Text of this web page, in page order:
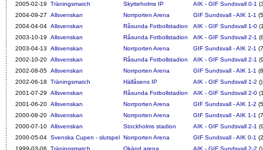
2005-02-19
Träningsmatch Skytteholms IP AIK - GIF Sundsvall 0-1
2004-09-27
Allsvenskan Norrporten Arena GIF Sundsvall - AIK 1-1
2004-04-04 Allsvenskan Råsunda Fotbollstadion AIK - GIF Sundsvall 1-0
2003-10-19
Allsvenskan Råsunda Fotbollstadion AIK - GIF Sundsvall 2-1
2003-04-13
Allsvenskan Norrporten Arena GIF Sundsvall - AIK 2-1
2002-10-20 Allsvenskan Råsunda Fotbollstadion AIK - GIF Sundsvall 2-1
2002-08-05 Allsvenskan Norrporten Arena GIF Sundsvall - AIK 1-1
2002-06-18
Träningsmatch Hällåsens IP AIK - GIF Sundsvall 1-2 ()
2001-07-29
Allsvenskan Råsunda Fotbollstadion AIK - GIF Sundsvall 2-0
2001-06-20 Allsvenskan Norrporten Arena GIF Sundsvall - AIK 1-2
2000-08-20 Allsvenskan Norrporten Arena GIF Sundsvall - AIK 1-1
2000-07-10 Allsvenskan Stockholms stadion AIK - GIF Sundsvall 2-1
2000-05-04 Svenska Cupen - slutspel Norrporten Arena GIF Sundsvall - AIK 0-1
1999-03-06
Träningsmatch Okänd arena AIK - GIF Sundsvall 2-2 ()